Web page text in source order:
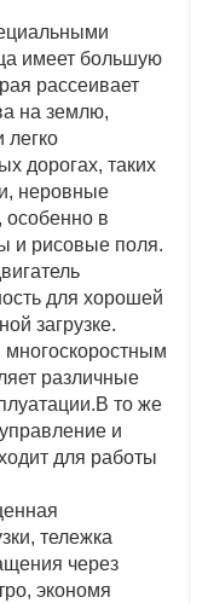
имеет большую
рассеивает
на землю,
легко
дорогах, таких
неровные
особенно в
и рисовые поля.
для хорошей
загрузке.
различные
то же
и
для работы
тележка
через
экономя